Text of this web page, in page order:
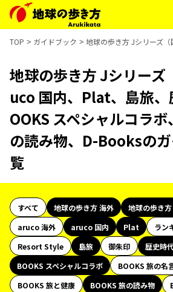
TOP ガイドブック 地球の歩き方 Jシリーズ
地球の歩き方 Jシリー
uco 国内、Plat、島旅、
OOKS スペシャルコラボ
の読み物、D-Booksの
覧
すべて 地球の歩き方 海外
地球の歩き方
aruco 海外
aruco 国内 Plat
ラン
Resort Style
島旅 御朱印 歴史時
BOOKS スペシャルコラボ
BOOKS 旅の名
BOOKS 旅と健康
BOOKS 旅の読み物